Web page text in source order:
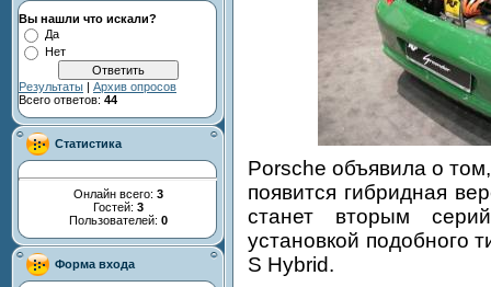
Вы нашли что искали?
Да
Нет
Результаты | Архив опросов
Всего ответов: 44
Статистика
Онлайн всего: 3
Гостей: 3
Пользователей: 0
Форма входа
Porsche объявила о
появится гибридная
станет вторым
установкой подобного
S Hybrid.